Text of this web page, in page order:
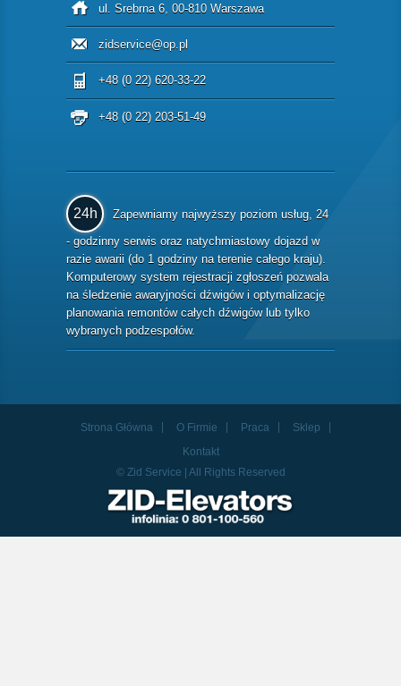
ul. Srebrna 6, 00-810 Warszawa
zidservice@op.pl
+48 (0 22) 620-33-22
+48 (0 22) 203-51-49
24h
Zapewniamy najwyższy poziom usług, 24
- godzinny serwis oraz natychmiastowy dojazd w
razie awarii (do 1 godziny na terenie całego kraju).
Komputerowy system rejestracji zgłoszeń pozwala
na śledzenie awaryjności dźwigów i optymalizację
planowania remontów całych dźwigów lub tylko
wybranych podzespołów.
Strona Główna O Firmie Praca
Sklep
Kontakt
© Zid Service | All Rights Reserved